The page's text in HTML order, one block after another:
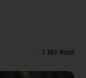
7 Min Read